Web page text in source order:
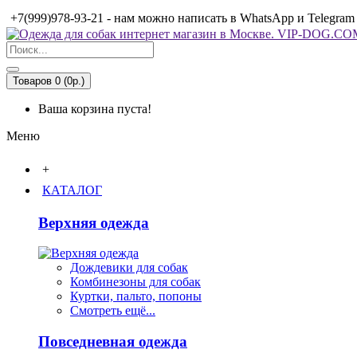
+7(999)978-93-21 - нам можно написать в WhatsApp и Telegram
Товаров 0 (0р.)
Ваша корзина пуста!
Меню
+
КАТАЛОГ
Верхняя одежда
Дождевики для собак
Комбинезоны для собак
Куртки, пальто, попоны
Смотреть ещё...
Повседневная одежда